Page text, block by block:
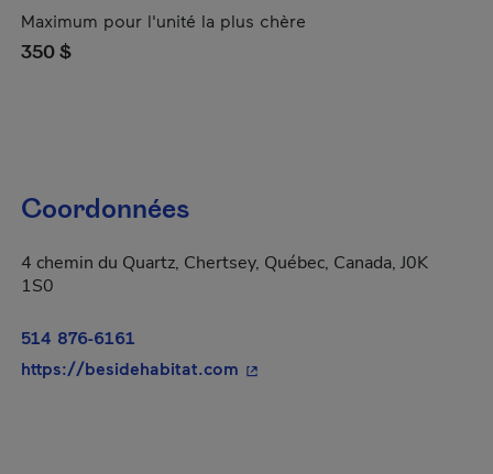
Maximum pour l'unité la plus chère
350 $
Coordonnées
4 chemin du Quartz, Chertsey, Québec, Canada, J0K
1S0
514 876-6161
https://besidehabitat.com - Cet hyperlien s'ouvrira